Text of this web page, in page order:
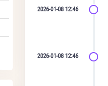
2026-01-08 12:46
2026-01-08 12:46